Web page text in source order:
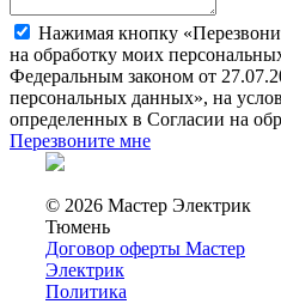
Нажимая кнопку
на обработку моих
Федеральным законом от
персональных данных», на
определенных в Согласии на
Перезвоните мне
© 2026 Мастер Электрик
Тюмень
Договор оферты Мастер
Электрик
Политика